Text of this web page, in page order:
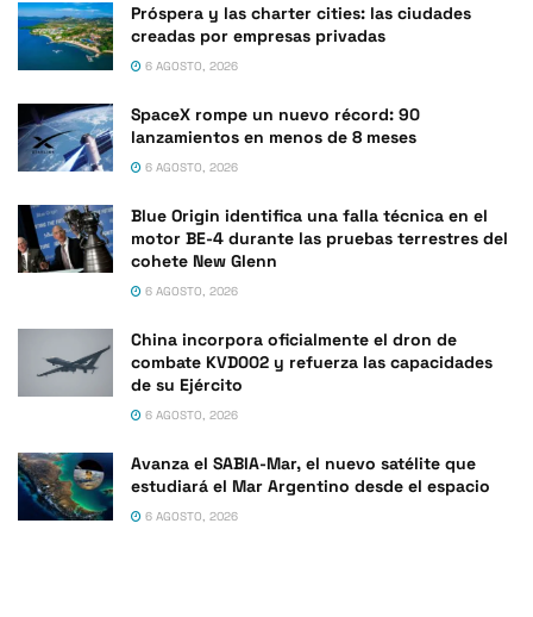
Próspera y las charter cities: las ciudades
creadas por empresas privadas
6 AGOSTO, 2026
SpaceX rompe un nuevo récord: 90
lanzamientos en menos de 8 meses
6 AGOSTO, 2026
Blue Origin identifica una falla técnica en el
motor BE-4 durante las pruebas terrestres del
cohete New Glenn
6 AGOSTO, 2026
China incorpora oficialmente el dron de
combate KVD002 y refuerza las capacidades
de su Ejército
6 AGOSTO, 2026
Avanza el SABIA-Mar, el nuevo satélite que
estudiará el Mar Argentino desde el espacio
6 AGOSTO, 2026